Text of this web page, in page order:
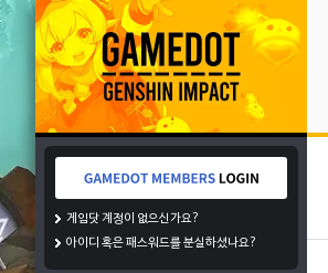
게임닷 계정이 없으신가요?
아이디 혹은 패스워드를 분실하셨나요?